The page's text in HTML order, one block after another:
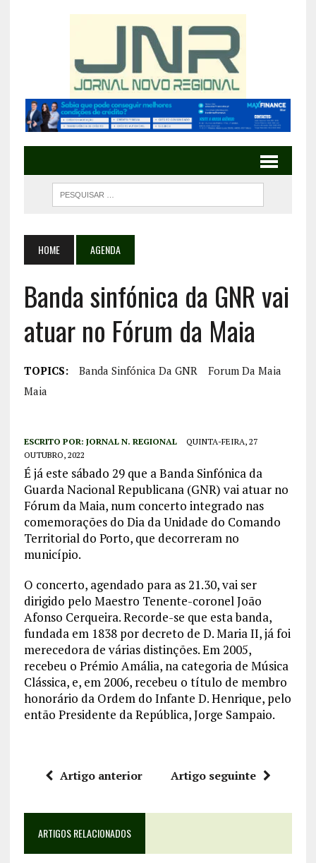
HOME AGENDA
Banda sinfónica da GNR vai
atuar no Fórum da Maia
TOPICS: Banda Sinfónica Da GNR
Forum Da Maia
Maia
ESCRITO POR: JORNAL N. REGIONAL
QUINTA-FEIRA, 27
OUTUBRO, 2022
É já este sábado 29 que a Banda Sinfónica da
Guarda Nacional Republicana (GNR) vai atuar no
Fórum da Maia, num concerto integrado nas
comemorações do Dia da Unidade do Comando
Territorial do Porto, que decorreram no
município.
O concerto, agendado para as 21.30, vai ser
dirigido pelo Maestro Tenente-coronel João
Afonso Cerqueira. Recorde-se que esta banda,
fundada em 1838 por decreto de D. Maria II, já foi
merecedora de várias distinções. Em 2005,
recebeu o Prémio Amália, na categoria de Música
Clássica, e, em 2006, recebeu o título de membro
honorário da Ordem do Infante D. Henrique, pelo
então Presidente da República, Jorge Sampaio.
Artigo anterior Artigo seguinte
ARTIGOS RELACIONADOS